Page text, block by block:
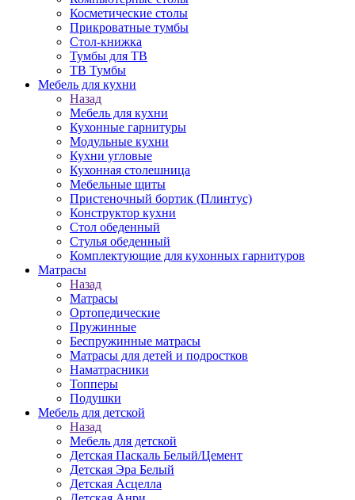
Косметические столы
Прикроватные тумбы
Стол-книжка
Тумбы для ТВ
ТВ Тумбы
Мебель для кухни
Назад
Мебель для кухни
Кухонные гарнитуры
Модульные кухни
Кухни угловые
Кухонная столешница
Мебельные щиты
Пристеночный бортик (Плинтус)
Конструктор кухни
Стол обеденный
Стулья обеденный
Комплектующие для кухонных гарнитуров
Матраcы
Назад
Матраcы
Ортопедические
Пружинные
Беспружинные матрасы
Матрасы для детей и подростков
Наматрасники
Топперы
Подушки
Мебель для детской
Назад
Мебель для детской
Детская Паскаль Белый/Цемент
Детская Эра Белый
Детская Асцелла